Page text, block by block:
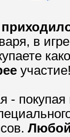
в
- покупая